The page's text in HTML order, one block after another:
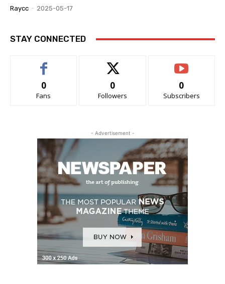
Raycc - 2025-05-17
STAY CONNECTED
0
Fans
0
Followers
0
Subscribers
- Advertisement -